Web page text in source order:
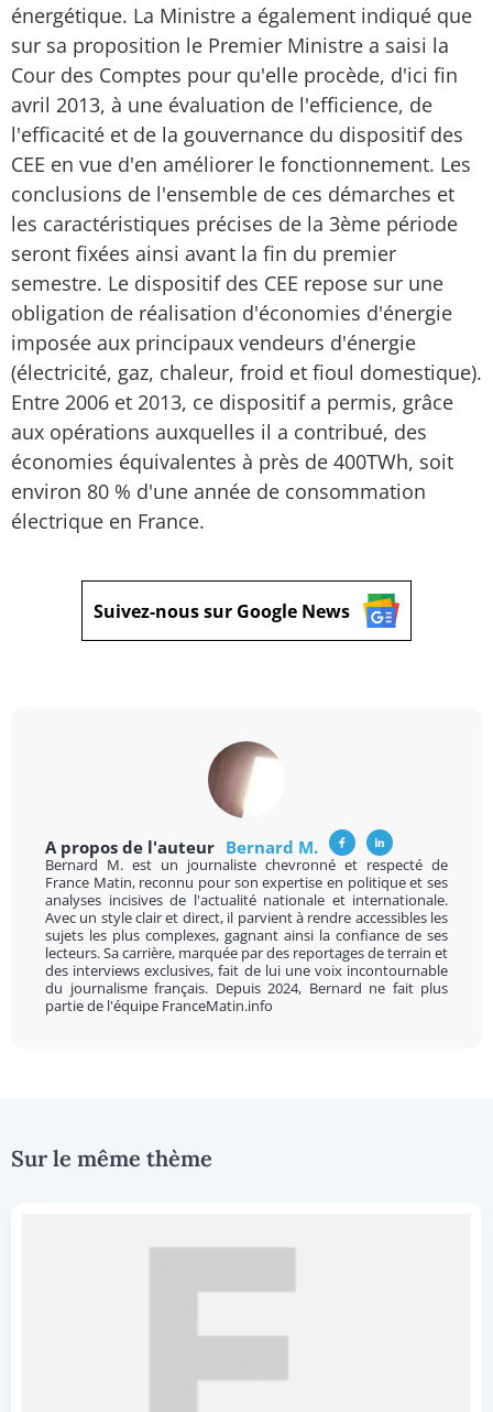
énergétique. La Ministre a également indiqué que
sur sa proposition le Premier Ministre a saisi la
Cour des Comptes pour qu'elle procède, d'ici fin
avril 2013, à une évaluation de l'efficience, de
l'efficacité et de la gouvernance du dispositif des
CEE en vue d'en améliorer le fonctionnement. Les
conclusions de l'ensemble de ces démarches et
les caractéristiques précises de la 3ème période
seront fixées ainsi avant la fin du premier
semestre. Le dispositif des CEE repose sur une
obligation de réalisation d'économies d'énergie
imposée aux principaux vendeurs d'énergie
(électricité, gaz, chaleur, froid et fioul domestique).
Entre 2006 et 2013, ce dispositif a permis, grâce
aux opérations auxquelles il a contribué, des
économies équivalentes à près de 400TWh, soit
environ 80 % d'une année de consommation
électrique en France.
Suivez-nous sur Google News
A propos de l'auteur Bernard M.
Bernard M. est un journaliste chevronné et respecté de
France Matin, reconnu pour son expertise en politique et ses
analyses incisives de l'actualité nationale et internationale.
Avec un style clair et direct, il parvient à rendre accessibles les
sujets les plus complexes, gagnant ainsi la confiance de ses
lecteurs. Sa carrière, marquée par des reportages de terrain et
des interviews exclusives, fait de lui une voix incontournable
du journalisme français. Depuis 2024, Bernard ne fait plus
partie de l'équipe FranceMatin.info
Sur le même thème